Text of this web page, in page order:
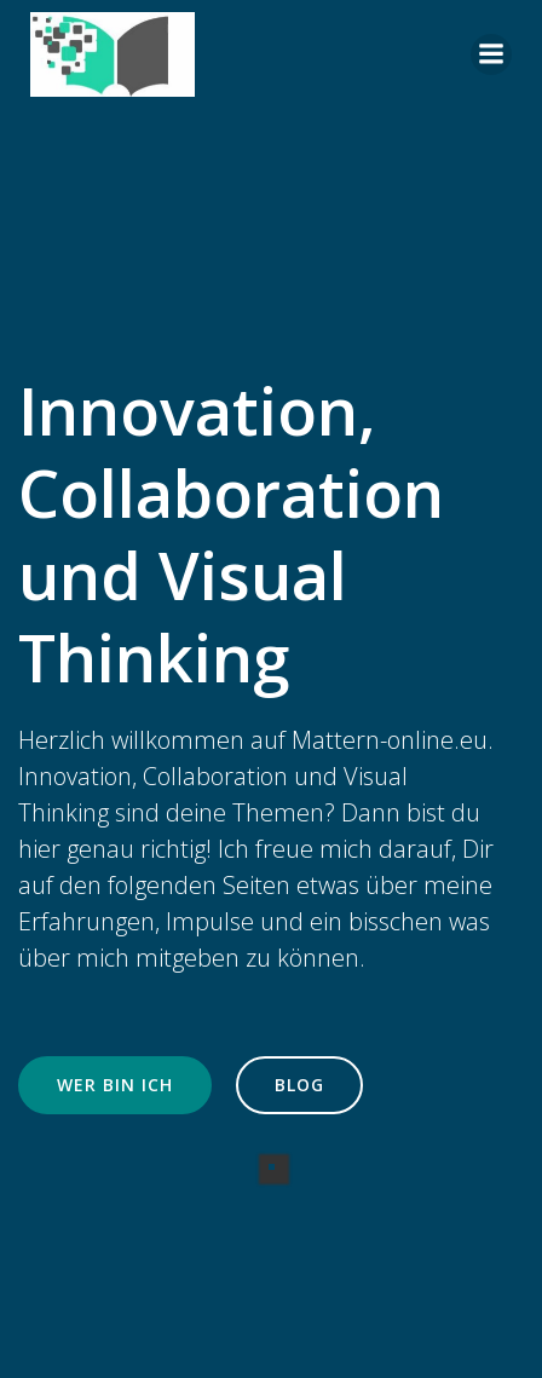
Innovation,
Collaboration
und Visual
Thinking
Herzlich willkommen auf Mattern-online.eu.
Innovation, Collaboration und Visual
Thinking sind deine Themen? Dann bist du
hier genau richtig! Ich freue mich darauf, Dir
auf den folgenden Seiten etwas über meine
Erfahrungen, Impulse und ein bisschen was
über mich mitgeben zu können.
WER BIN ICH BLOG